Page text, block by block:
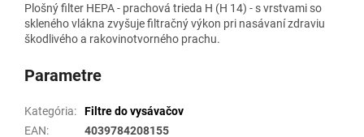
Plošný filter HEPA - prachová trieda H (H 14) - s vrstvami so
skleného vlákna zvyšuje filtračný výkon pri nasávaní zdraviu
škodlivého a rakovinotvorného prachu.
Parametre
Kategória:
Filtre do vysávačov
EAN:
4039784208155